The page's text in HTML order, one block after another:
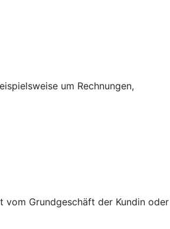
um Rechnungen,
vom Grundgeschäft der Kundin oder